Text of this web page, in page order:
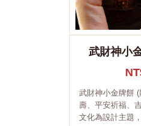
武財神小
武財神小金牌餅
壽、平安祈福、
文化為設計主題